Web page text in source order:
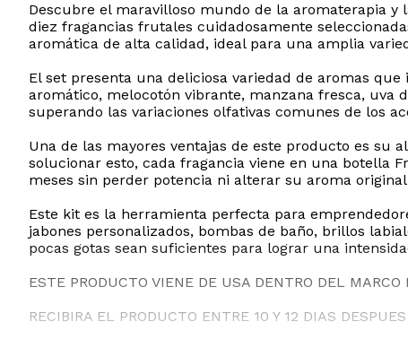
Descubre el maravilloso mundo de la aromaterapia
diez fragancias frutales cuidadosamente
aromática de alta calidad, ideal para una amplia
El set presenta una deliciosa variedad de aromas
aromático, melocotón vibrante, manzana fresca, uva
superando las variaciones olfativas comunes de los
Una de las mayores ventajas de este producto es su
solucionar esto, cada fragancia viene en una botella
meses sin perder potencia ni alterar su aroma
Este kit es la herramienta perfecta para
jabones personalizados, bombas de baño, brillos
pocas gotas sean suficientes para lograr una
ESTE PRODUCTO VIENE DE USA DENTRO DEL
RECIBIRA EL PRODUCTO ENTRE 10 Y 12 DIAS